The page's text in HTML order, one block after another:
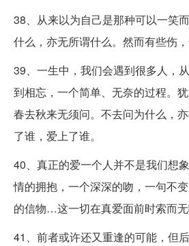
38、从来以为自己是那种可以一笑
什么，亦无所谓什么。然而有些伤，
39、一生中，我们会遇到很多人，
到相忘，一个简单、无奈的过程。
春去秋来无须问。不去问为什么，
了谁，爱上了谁。
40、真正的爱一个人并不是我们想
情的拥抱，一个深深的吻，一句不
的信物…这一切在真爱面前时索而无
41、前者或许还又重逢的可能，但